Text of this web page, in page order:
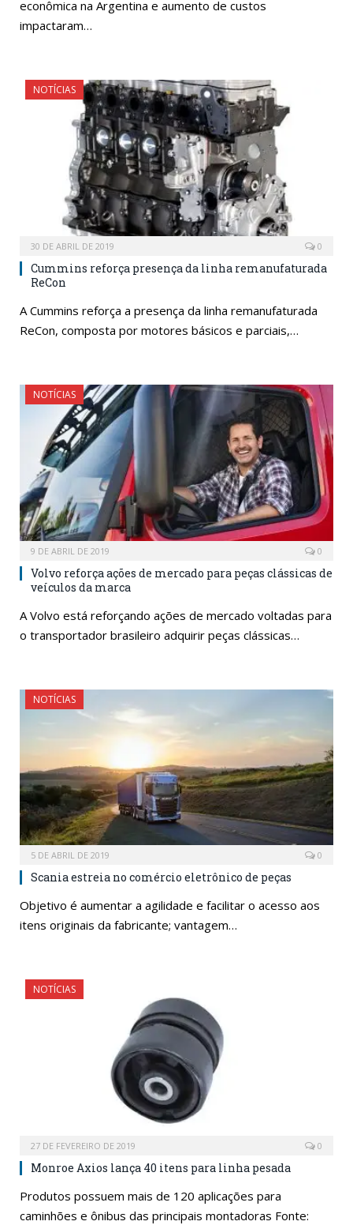
econômica na Argentina e aumento de custos
impactaram…
NOTÍCIAS
30 DE ABRIL DE 2019 0
Cummins reforça presença da linha remanufaturada
ReCon
A Cummins reforça a presença da linha remanufaturada
ReCon, composta por motores básicos e parciais,…
NOTÍCIAS
9 DE ABRIL DE 2019 0
Volvo reforça ações de mercado para peças clássicas de
veículos da marca
A Volvo está reforçando ações de mercado voltadas para
o transportador brasileiro adquirir peças clássicas…
NOTÍCIAS
5 DE ABRIL DE 2019 0
Scania estreia no comércio eletrônico de peças
Objetivo é aumentar a agilidade e facilitar o acesso aos
itens originais da fabricante; vantagem…
NOTÍCIAS
27 DE FEVEREIRO DE 2019 0
Monroe Axios lança 40 itens para linha pesada
Produtos possuem mais de 120 aplicações para
caminhões e ônibus das principais montadoras Fonte: